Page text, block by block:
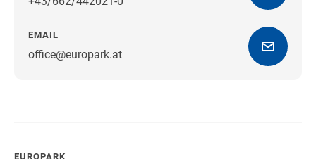
EMAIL
office@europark.at
EUROPARK